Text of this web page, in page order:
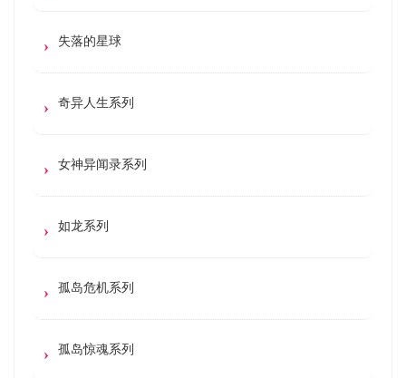
失落的星球
奇异人生系列
女神异闻录系列
如龙系列
孤岛危机系列
孤岛惊魂系列